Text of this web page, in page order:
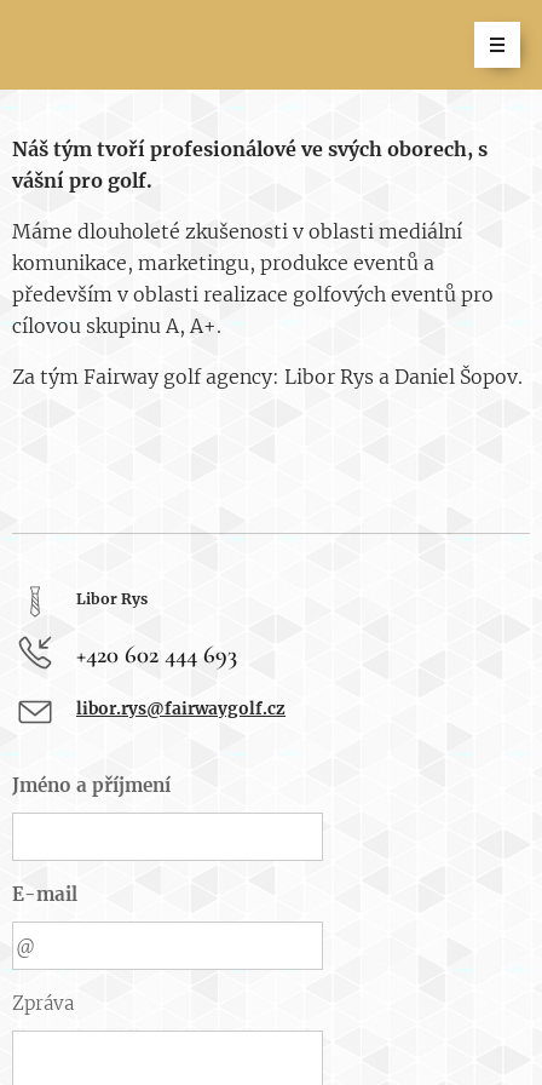
Náš tým tvoří profesionálové ve svých oborech, s
vášní pro golf.
Máme dlouholeté zkušenosti v oblasti mediální
komunikace, marketingu, produkce eventů a
především v oblasti realizace golfových eventů pro
cílovou skupinu A, A+.
Za tým Fairway golf agency: Libor Rys a Daniel Šopov.
Libor Rys
+420 602 444 693
libor.rys@fairwaygolf.cz
Jméno a příjmení
E-mail
Zpráva